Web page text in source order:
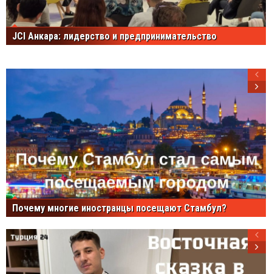
JCI Анкара: лидерство и предпринимательство
Почему многие иностранцы посещают Стамбул?